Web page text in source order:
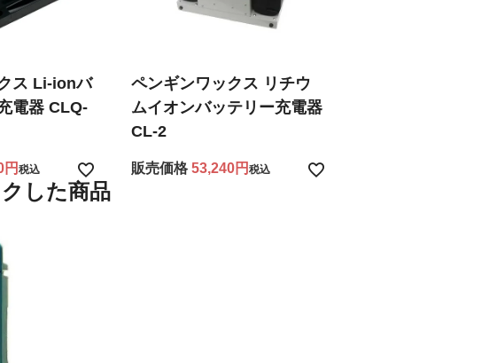
ス Li-ionバ
電器 CLQ-
税込
ペンギンワックス リチウ
ムイオンバッテリー充電器
CL-2
販売価格 53,240 税込
した商品